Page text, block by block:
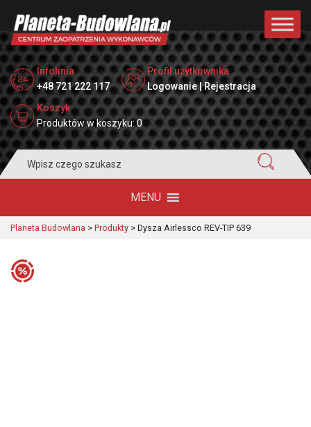
Infolinia
+48 721 222 117
Profil użytkownika
Logowanie | Rejestracja
Koszyk
Produktów w koszyku: 0
for:
MENU
Planeta Budowlana > Produkty > Dysza Airlessco REV-TIP 639